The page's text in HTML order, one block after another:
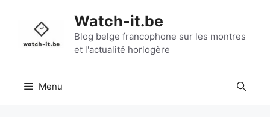
contenu
Watch-it.be
Blog belge francophone sur les montres
et l'actualité horlogère
Menu